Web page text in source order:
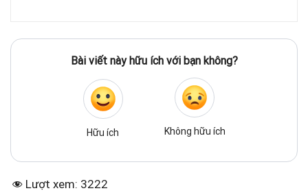
Bài viết này hữu ích với bạn không?
Hữu ích Không hữu ích
Lượt xem: 3222